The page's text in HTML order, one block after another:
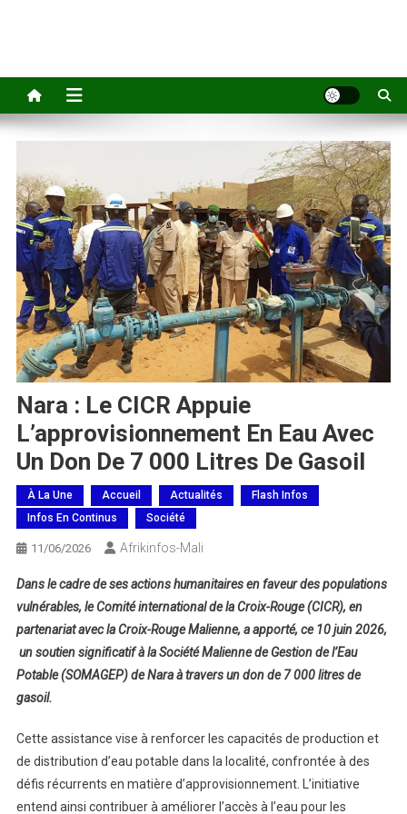
Nara : Le CICR Appuie
L’approvisionnement En Eau Avec
Un Don De 7 000 Litres De Gasoil
À La Une Accueil Actualités
Flash Infos
Infos En Continus
Société
11/06/2026 Afrikinfos-Mali
Dans le cadre de ses actions humanitaires en faveur des populations
vulnérables, le Comité international de la Croix-Rouge (CICR), en
partenariat avec la Croix-Rouge Malienne, a apporté, ce 10 juin 2026,
un soutien significatif à la Société Malienne de Gestion de l’Eau
Potable (SOMAGEP) de Nara à travers un don de 7 000 litres de
gasoil.
Cette assistance vise à renforcer les capacités de production et
de distribution d’eau potable dans la localité, confrontée à des
défis récurrents en matière d’approvisionnement. L’initiative
entend ainsi contribuer à améliorer l’accès à l’eau pour les